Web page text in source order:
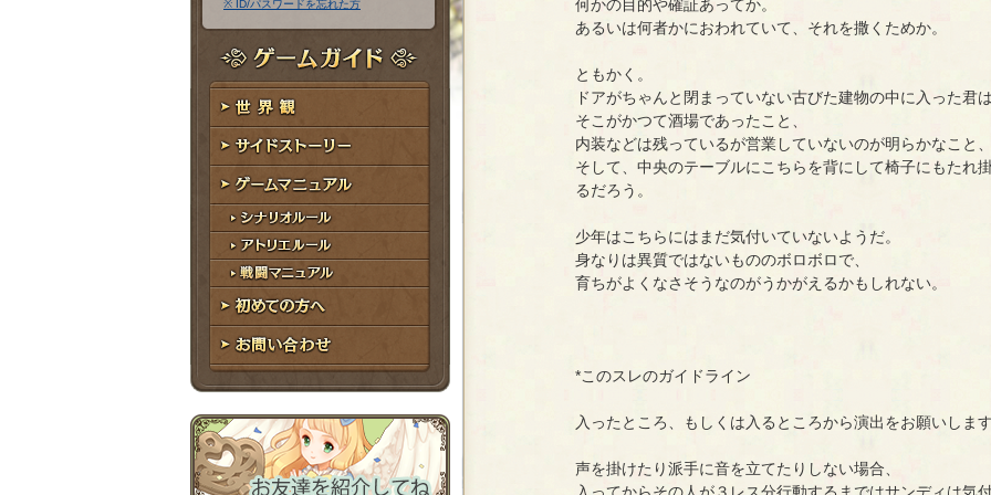
ア
ド
レ
ス
ー
ド
※ ID/パスワードを忘れた方
ゲームガイド
世界観
サイドストーリー
ゲームマニュアル
シナリオルール
アトリエルール
戦闘マニュアル
初めての方へ
お問い合わせ
何かの目的や確証あってか。
あるいは何者かにおわれていて、それを撒くためか。
ともかく。
ドアがちゃんと閉まっていない古びた建物の中に入った君
そこがかつて酒場であったこと、
内装などは残っているが営業していないのが明らかなこと
そして、中央のテーブルにこちらを背にして椅子にもたれ
るだろう。
少年はこちらにはまだ気付いていないようだ。
身なりは異質ではないもののボロボロで、
育ちがよくなさそうなのがうかがえるかもしれない。
*このスレのガイドライン
入ったところ、もしくは入るところから演出をお願いしま
声を掛けたり派手に音を立てたりしない場合、